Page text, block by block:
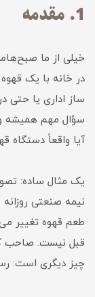
1. مقدمه
خیلی از ما
در خانه با یک
ساز اداری یا حتی
سؤال مهم همیشه
آیا واقعاً دستگاه
یک مثال ساده:
طعم قهوه تغییر
قبل نیست. صاحب
چیز دیگری است: